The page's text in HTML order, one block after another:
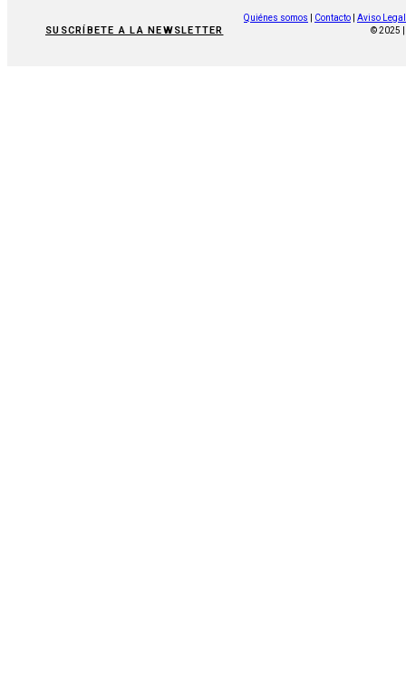
SUSCRÍBETE A LA NEWSLETTER
Quiénes somos Contacto
Aviso Legal
© 2025